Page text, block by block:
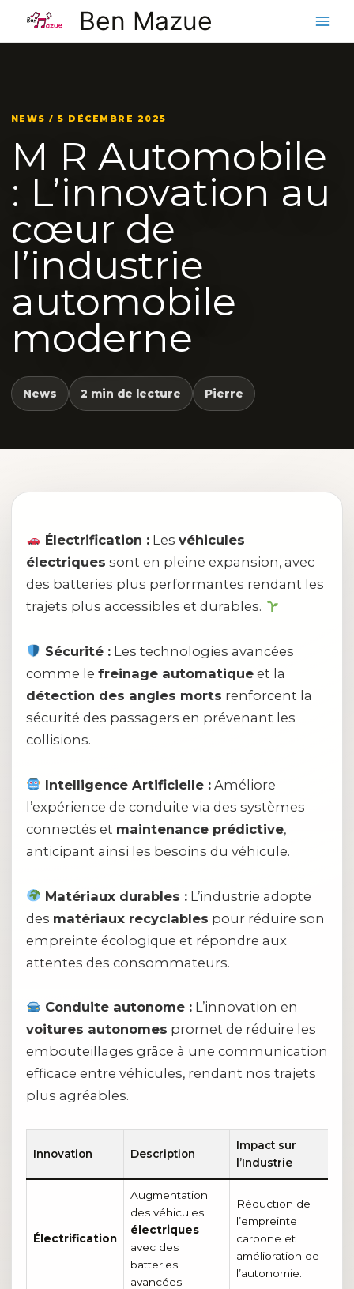
contenu
Ben Mazue
NEWS / 5 DÉCEMBRE 2025
M R Automobile
: L’innovation au
cœur de
l’industrie
automobile
moderne
News 2 min de lecture Pierre
Électrification :Les véhicules
électriques sont en pleine expansion, avec
des batteries plus performantes rendant les
trajets plus accessibles et durables.
Sécurité :Les technologies avancées
comme le freinage automatique et la
détection des angles morts renforcent la
sécurité des passagers en prévenant les
collisions.
Intelligence Artificielle :Améliore
l’expérience de conduite via des systèmes
connectés et maintenance prédictive,
anticipant ainsi les besoins du véhicule.
Matériaux durables :L’industrie adopte
des matériaux recyclables pour réduire son
empreinte écologique et répondre aux
attentes des consommateurs.
Conduite autonome :L’innovation en
voitures autonomes promet de réduire les
embouteillages grâce à une communication
efficace entre véhicules, rendant nos trajets
plus agréables.
Innovation Description
Impact sur
l’Industrie
Électrification
Augmentation
des véhicules
électriques
avec des
batteries
avancées.
Réduction de
l’empreinte
carbone et
amélioration de
l’autonomie.